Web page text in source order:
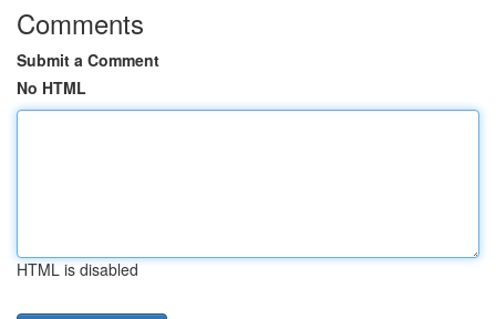
Comments
Submit a Comment
No HTML
HTML is disabled